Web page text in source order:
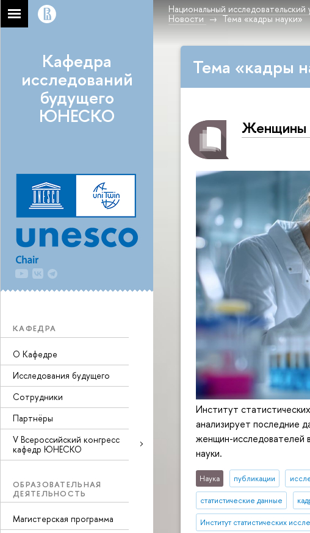
Национальный
Новости
Тема «кадры науки»
Кафедра
исследований
будущего
ЮНЕСКО
КАФЕДРА
О Кафедре
Исследования будущего
Сотрудники
Партнёры
V Всероссийский конгресс
кафедр ЮНЕСКО
ОБРАЗОВАТЕЛЬНАЯ
ДЕЯТЕЛЬНОСТЬ
Магистерская программа
Тема «кадры
Женщины
Институт
анализирует последние
женщин-исследователей
науки.
Наука публикации
статистические данные
Институт статистических